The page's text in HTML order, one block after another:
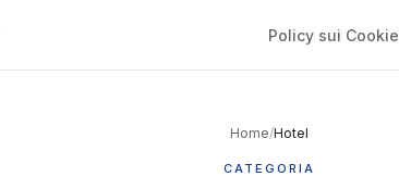
Policy sui Cookie
Home/Hotel
CATEGORIA